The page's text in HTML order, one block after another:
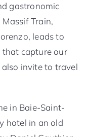
gastronomic
Train,
leads to
that capture our
invite to travel
in Baie-Saint-
hotel in an old